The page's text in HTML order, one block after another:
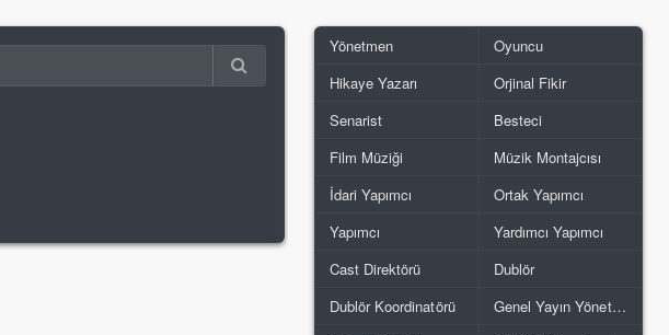
Yönetmen
Oyuncu
Hikaye Yazarı
Orjinal Fikir
Senarist
Besteci
Film Müziği
Müzik Montajcısı
İdari Yapımcı
Ortak Yapımcı
Yapımcı
Yardımcı Yapımcı
Cast Direktörü
Dublör
Dublör Koordinatörü
Genel Yayın Yönetmeni